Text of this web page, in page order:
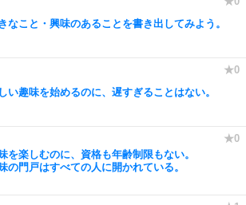
なこと・興味のあることを書き出してみよう。
い趣味を始めるのに、遅すぎることはない。
を楽しむのに、資格も年齢制限もない。
の門戸はすべての人に開かれている。